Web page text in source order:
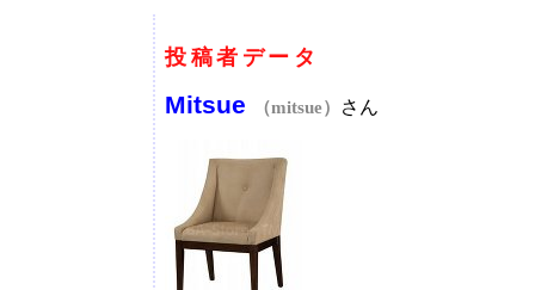
投稿者データ
Mitsue （mitsue） さん